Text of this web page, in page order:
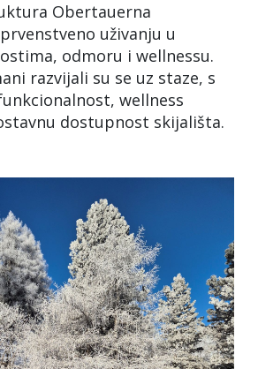
Obertauerna
uživanju u
odmoru i wellnessu.
razvijali su se uz staze, s
wellness
dostupnost skijališta.